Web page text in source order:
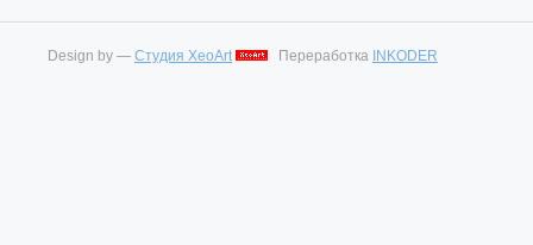
Design by — Студия XeoArt Переработка INKODER